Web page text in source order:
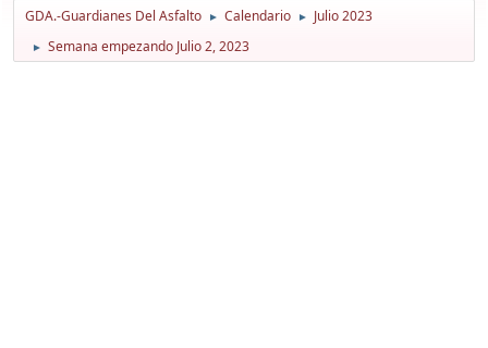
GDA.-Guardianes Del Asfalto ► Calendario ► Julio 2023
► Semana empezando Julio 2, 2023